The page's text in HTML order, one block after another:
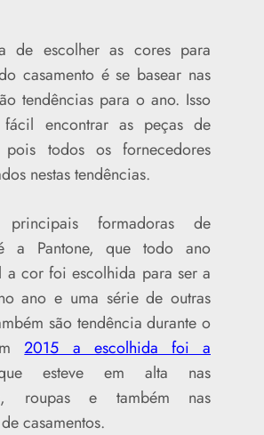
de escolher as cores para
casamento é se basear nas
tendências para o ano. Isso
encontrar as peças de
pois todos os fornecedores
nestas tendências.
formadoras de
a Pantone, que todo ano
a cor foi escolhida para ser a
ano e uma série de outras
são tendência durante o
2015 a escolhida foi a
esteve em alta nas
roupas e também nas
casamentos.